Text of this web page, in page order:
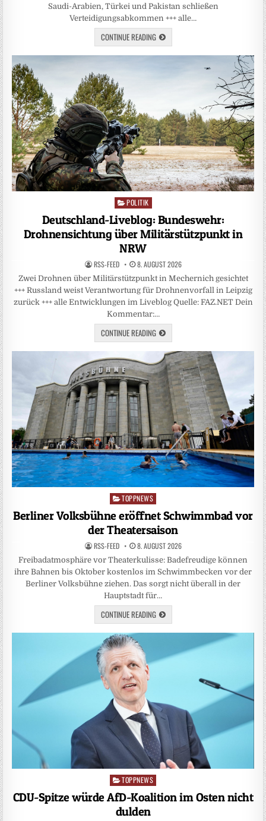
Saudi-Arabien, Türkei und Pakistan schließen
Verteidigungsabkommen +++ alle…
CONTINUE READING
Posted
in
POLITIK
Deutschland-Liveblog: Bundeswehr:
Drohnensichtung über Militärstützpunkt in
NRW
RSS-FEED 8. AUGUST 2026
Zwei Drohnen über Militärstützpunkt in Mechernich gesichtet
+++ Russland weist Verantwortung für Drohnenvorfall in Leipzig
zurück +++ alle Entwicklungen im Liveblog Quelle: FAZ.NET Dein
Kommentar:…
CONTINUE READING
Posted
TOPPNEWS
Berliner Volksbühne eröffnet Schwimmbad vor
der Theatersaison
RSS-FEED 8. AUGUST 2026
Freibadatmosphäre vor Theaterkulisse: Badefreudige können
ihre Bahnen bis Oktober kostenlos im Schwimmbecken vor der
Berliner Volksbühne ziehen. Das sorgt nicht überall in der
Hauptstadt für…
CONTINUE READING
Posted
in
TOPPNEWS
CDU-Spitze würde AfD-Koalition im Osten nicht
dulden